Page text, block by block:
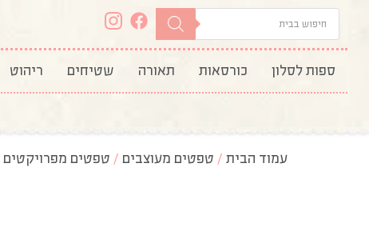
ספות לסלון כורסאות תאורה שטיחים ריהוט
עמוד הבית / טפטים מעוצבים / טפטים מפרויקטים